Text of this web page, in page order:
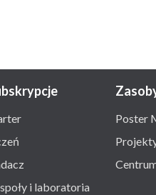
i laboratoria
Poster